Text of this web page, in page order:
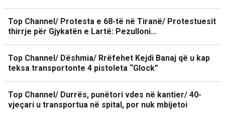
Top Channel/ Protesta e 68-të në Tiranë/ Protestuesit
thirrje për Gjykatën e Lartë: Pezulloni…
Top Channel/ Dëshmia/ Rrëfehet Kejdi Banaj që u kap
teksa transportonte 4 pistoleta “Glock”
Top Channel/ Durrës, punëtori vdes në kantier/ 40-
vjeçari u transportua në spital, por nuk mbijetoi